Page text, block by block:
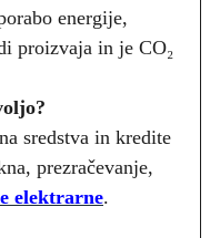
energije,
proizvaja in je CO₂
sredstva in kredite
prezračevanje,
elektrarne.